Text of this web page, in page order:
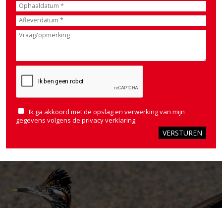
Ik ga akkoord met de opslag en verwerking van mijn
gegevens volgens de privacy verklaring.